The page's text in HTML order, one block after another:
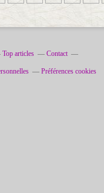
Top articles Contact
Préférences cookies